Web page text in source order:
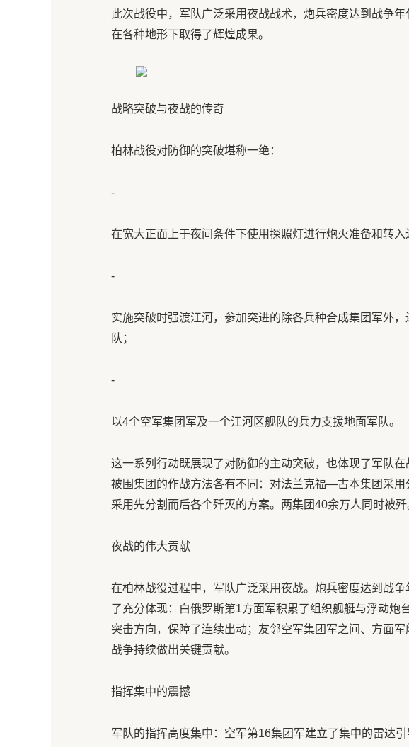
此次战役中，军队广泛采用夜战战术，炮兵密度达到战争年
在各种地形下取得了辉煌成果。
战略突破与夜战的传奇
柏林战役对防御的突破堪称一绝：
-
在宽大正面上于夜间条件下使用探照灯进行炮火准备和转入
-
实施突破时强渡江河，参加突进的除各兵种合成集团军外
队；
-
以4个空军集团军及一个江河区舰队的兵力支援地面军队。
这一系列行动既展现了对防御的主动突破，也体现了军队
被围集团的作战方法各有不同：对法兰克福—古本集团采用
采用先分割而后各个歼灭的方案。两集团40余万人同时被歼
夜战的伟大贡献
在柏林战役过程中，军队广泛采用夜战。炮兵密度达到战
了充分体现：白俄罗斯第1方面军积累了组织舰艇与浮动炮
突击方向，保障了连续出动；友邻空军集团军之间、方面
战争持续做出关键贡献。
指挥集中的震撼
军队的指挥高度集中：空军第16集团军建立了集中的雷达